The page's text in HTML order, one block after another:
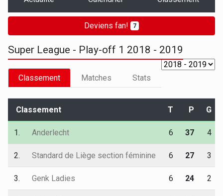
Deviens fan! 7
Super League - Play-off 1 2018 - 2019
Classement Matches Stats
Classement T P G
1. Anderlecht 6 37 4
2. Standard de Liège section féminine 6 27 3
3. Genk Ladies 6 24 2